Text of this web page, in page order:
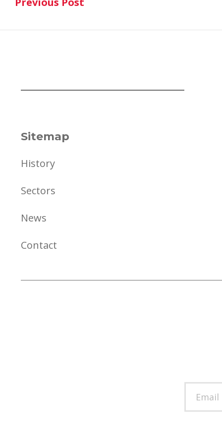
navigation
Previous Post
Sitemap
History
Sectors
News
Contact